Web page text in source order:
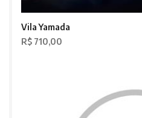
Vila Yamada
R$ 710,00